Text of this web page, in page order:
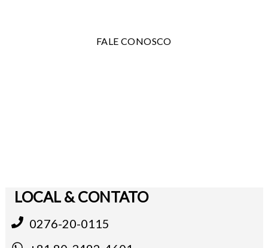
FALE CONOSCO
LOCAL & CONTATO
0276-20-0115